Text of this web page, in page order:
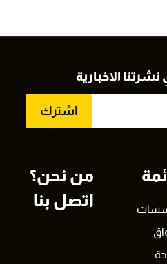
الاخبارية
اشترك
من نحن؟
اتصل بنا